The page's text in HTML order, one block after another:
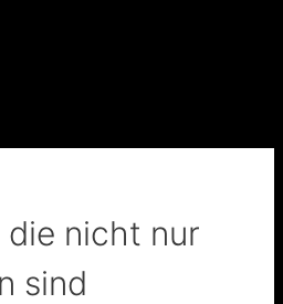
die nicht nur
sind